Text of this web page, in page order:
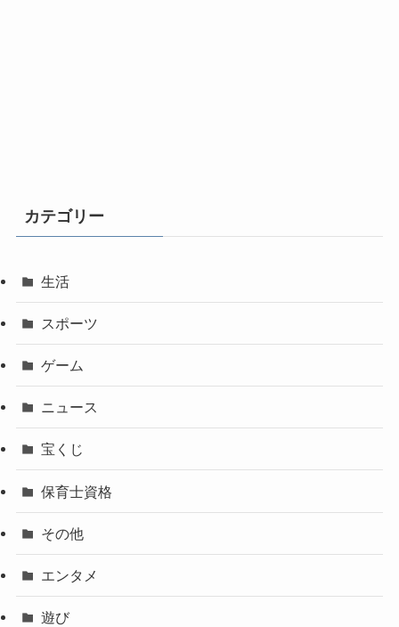
カテゴリー
生活
スポーツ
ゲーム
ニュース
宝くじ
保育士資格
その他
エンタメ
遊び